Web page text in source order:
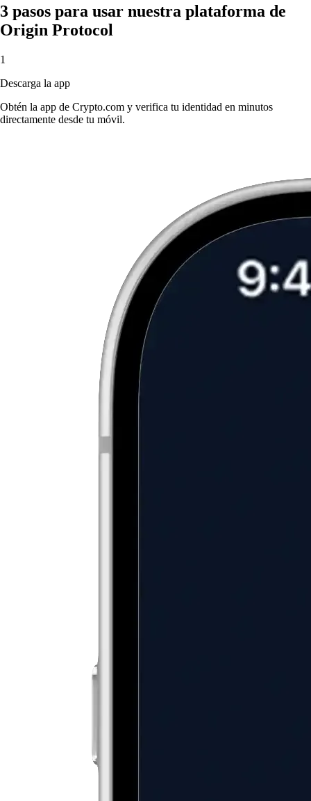
3 pasos para usar nuestra plataforma de
Origin Protocol
1
Descarga la app
Obtén la app de Crypto.com y verifica tu identidad en minutos
directamente desde tu móvil.